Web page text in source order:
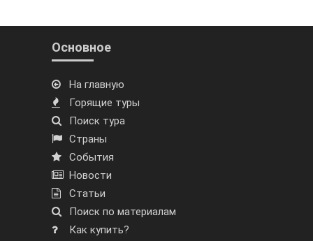
Основное
На главную
Горящие туры
Поиск тура
Страны
События
Новости
Статьи
Поиск по материалам
Как купить?